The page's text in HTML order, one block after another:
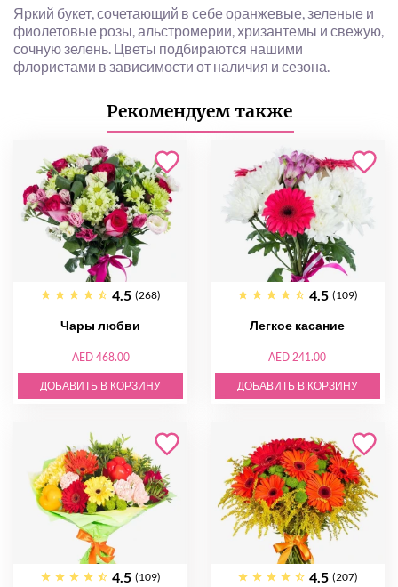
Яркий букет, сочетающий в себе оранжевые, зеленые и
фиолетовые розы, альстромерии, хризантемы и свежую,
сочную зелень. Цветы подбираются нашими
флористами в зависимости от наличия и сезона.
Рекомендуем также
4.5 (268)
Чары любви
AED 468.00
ДОБАВИТЬ В КОРЗИНУ
4.5 (109)
Легкое касание
AED 241.00
ДОБАВИТЬ В КОРЗИНУ
4.5 (109) 4.5 (207)